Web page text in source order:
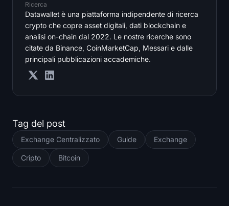
Ricerca
Datawallet è una piattaforma indipendente di ricerca
crypto che copre asset digitali, dati blockchain e
analisi on-chain dal 2022. Le nostre ricerche sono
citate da Binance, CoinMarketCap, Messari e dalle
principali pubblicazioni accademiche.
Tag del post
Exchange Centralizzato Guide Exchange
Cripto Bitcoin